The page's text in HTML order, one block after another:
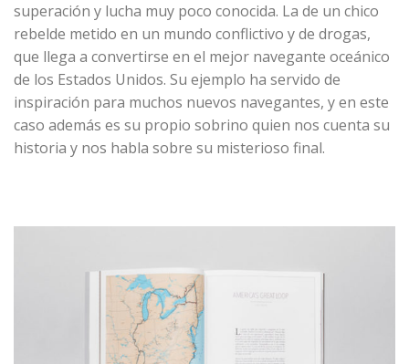
superación y lucha muy poco conocida. La de un chico
rebelde metido en un mundo conflictivo y de drogas,
que llega a convertirse en el mejor navegante oceánico
de los Estados Unidos. Su ejemplo ha servido de
inspiración para muchos nuevos navegantes, y en este
caso además es su propio sobrino quien nos cuenta su
historia y nos habla sobre su misterioso final.